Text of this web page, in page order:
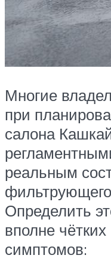
Многие
при
салона
реальным
Определить
вполне
симптомов: